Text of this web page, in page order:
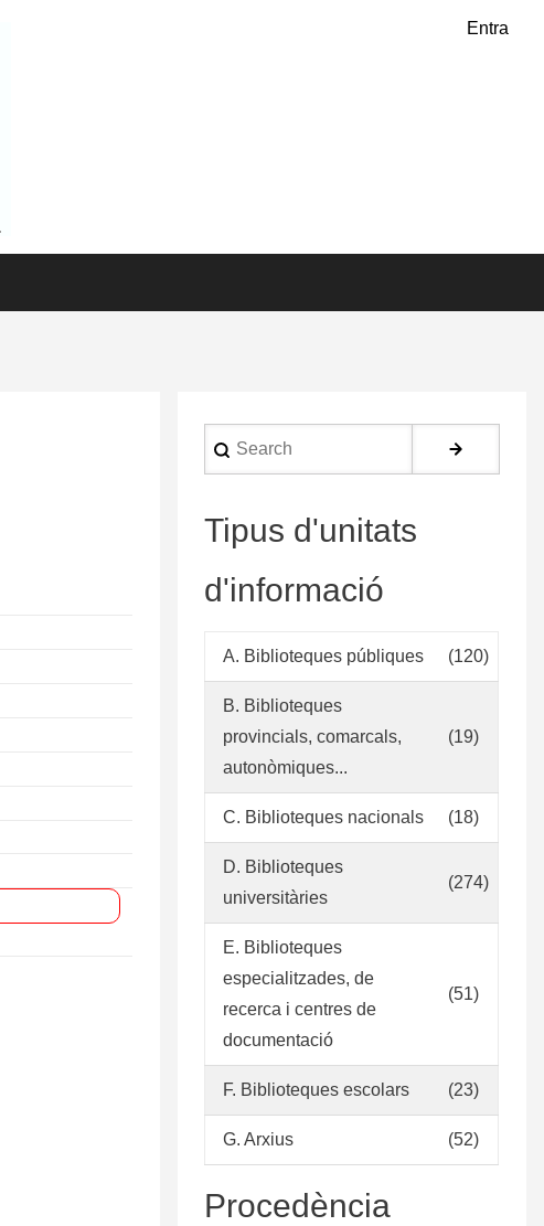
Entra
Search
Tipus d'unitats
d'informació
A. Biblioteques públiques (120)
B. Biblioteques
provincials, comarcals,
autonòmiques...
(19)
C. Biblioteques nacionals (18)
D. Biblioteques
universitàries
(274)
E. Biblioteques
especialitzades, de
recerca i centres de
documentació
(51)
F. Biblioteques escolars (23)
G. Arxius (52)
Procedència